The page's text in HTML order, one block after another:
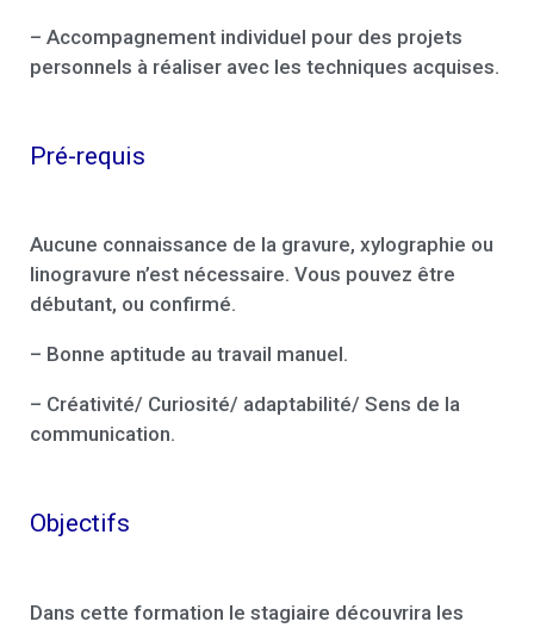
– Accompagnement individuel pour des projets
personnels à réaliser avec les techniques acquises.
Pré-requis
Aucune connaissance de la gravure, xylographie ou
linogravure n’est nécessaire. Vous pouvez être
débutant, ou confirmé.
– Bonne aptitude au travail manuel.
– Créativité/ Curiosité/ adaptabilité/ Sens de la
communication.
Objectifs
Dans cette formation le stagiaire découvrira les